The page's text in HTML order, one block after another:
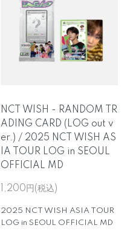
NCT WISH - RANDOM TR
ADING CARD (LOG out v
er.) / 2025 NCT WISH AS
IA TOUR LOG in SEOUL
OFFICIAL MD
1,200円(税込)
2025 NCT WISH ASIA TOUR
LOG in SEOUL OFFICIAL MD